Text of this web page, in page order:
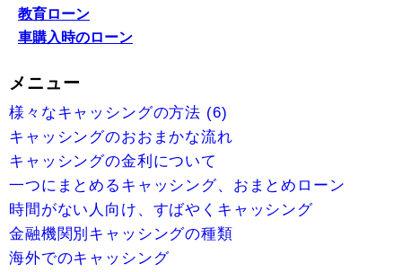
教育ローン
車購入時のローン
メニュー
様々なキャッシングの方法 (6)
キャッシングのおおまかな流れ
キャッシングの金利について
一つにまとめるキャッシング、おまとめローン
時間がない人向け、すばやくキャッシング
金融機関別キャッシングの種類
海外でのキャッシング